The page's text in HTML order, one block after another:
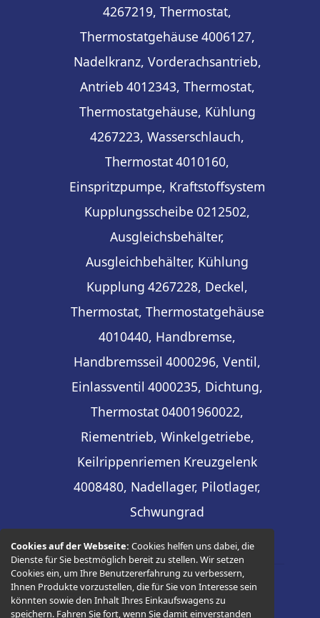
Cookies auf der Webseite:Cookies helfen uns dabei, die
Dienste für Sie bestmöglich bereit zu stellen. Wir setzen
Cookies ein, um Ihre Benutzererfahrung zu verbessern,
Ihnen Produkte vorzustellen, die für Sie von Interesse sein
könnten sowie den Inhalt Ihres Einkaufswagens zu
speichern. Fahren Sie fort, wenn Sie damit einverstanden
4267219, Thermostat,
Thermostatgehäuse 4006127,
Nadelkranz, Vorderachsantrieb,
Antrieb 4012343, Thermostat,
Thermostatgehäuse, Kühlung
4267223, Wasserschlauch,
Thermostat4010160,
Einspritzpumpe, Kraftstoffsystem
Kupplungsscheibe 0212502,
Ausgleichsbehälter,
Ausgleichbehälter, Kühlung
Kupplung 4267228, Deckel,
Thermostat, Thermostatgehäuse
4010440, Handbremse,
Handbremsseil 4000296, Ventil,
Einlassventil 4000235, Dichtung,
Thermostat04001960022,
Riementrieb, Winkelgetriebe,
Keilrippenriemen Kreuzgelenk
4008480, Nadellager, Pilotlager,
Schwungrad
© 2026 -Thüringer Ersatzteilhandel